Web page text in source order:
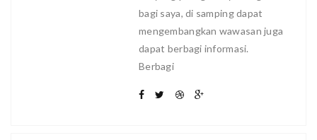
bagi saya, di samping dapat
mengembangkan wawasan juga
dapat berbagi informasi.
Berbagi